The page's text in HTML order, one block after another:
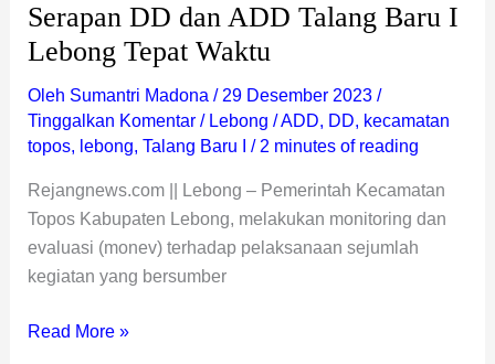
Serapan DD dan ADD Talang Baru I
Lebong Tepat Waktu
Oleh Sumantri Madona / 29 Desember 2023 /
Tinggalkan Komentar / Lebong /ADD, DD, kecamatan
topos, lebong, Talang Baru I / 2 minutes of reading
Rejangnews.com || Lebong – Pemerintah Kecamatan
Topos Kabupaten Lebong, melakukan monitoring dan
evaluasi (monev) terhadap pelaksanaan sejumlah
kegiatan yang bersumber
Read More »